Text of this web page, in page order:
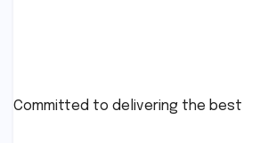
Committed to delivering the best